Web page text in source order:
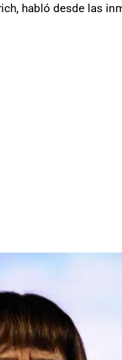
habló desde las